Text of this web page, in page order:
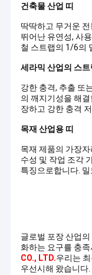
공장 투어
품질 관리
저희와 연락
사건
기계를 만드는
PP 스트랩 밴
건축물 산업 띠
딱딱하고 무거운
뛰어난 유연성, 사
철 스트랩의 1/6의
세라믹 산업의 스트
강한 충격, 추출 또
의 깨지기성을 해
장하고 강한 충격
목재 산업용 띠
목재 제품의 가장
수성 및 작업 조각
특징으로합니다.
판매 및 서비스를 통
품 품질에 의존하며
한 신뢰와 인정을 받
전문 장비 제조 · 안
우
는
연
구
발
생
산
에
고
PP
스
트
장비는
기술과
지능형
제어 시
채택하
며 높은
자동화,
낮은 에
지보수
를 특징
으로합
니다.